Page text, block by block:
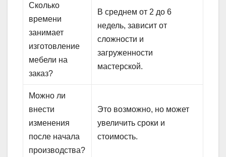
Сколько
времени
занимает
изготовление
мебели на
заказ?
В среднем от 2 до 6
недель, зависит от
сложности и
загруженности
мастерской.
Можно ли
внести
изменения
после начала
производства?
Это возможно, но может
увеличить сроки и
стоимость.